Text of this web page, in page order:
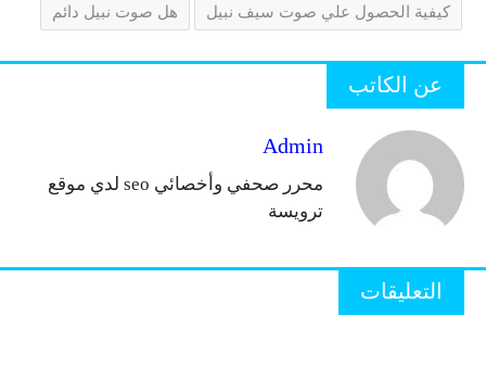
كيفية الحصول علي صوت سيف نبيل هل صوت نبيل دائم
عن الكاتب
Admin
محرر صحفي وأخصائي seo لدي موقع
ترويسة
التعليقات